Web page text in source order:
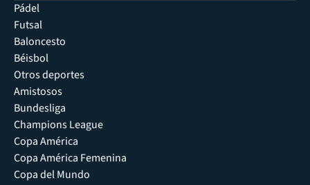
Pádel
Futsal
Baloncesto
Béisbol
Otros deportes
Amistosos
Bundesliga
Champions League
Copa América
Copa América Femenina
Copa del Mundo